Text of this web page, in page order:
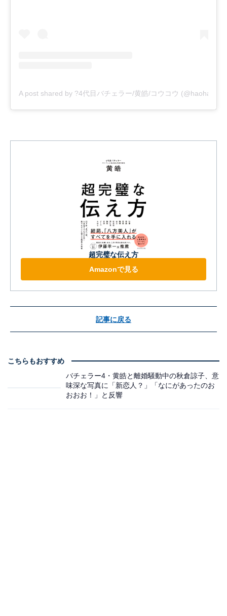
A post shared by ?4代目バチェラー/黄皓/コウコウ
超完璧な伝え方
Amazonで見る
記事に戻る
こちらもおすすめ
バチェラー4・黄皓と離婚騒動中の秋倉諒子、意
味深な写真に「新恋人？」「なにがあったのお
おおお！」と反響